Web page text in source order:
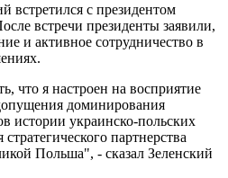
встретился с президентом
встречи президенты заявили,
и активное сотрудничество в
что я настроен на восприятие
доминирования
истории украинско-польских
партнерства
Польша", - сказал Зеленский